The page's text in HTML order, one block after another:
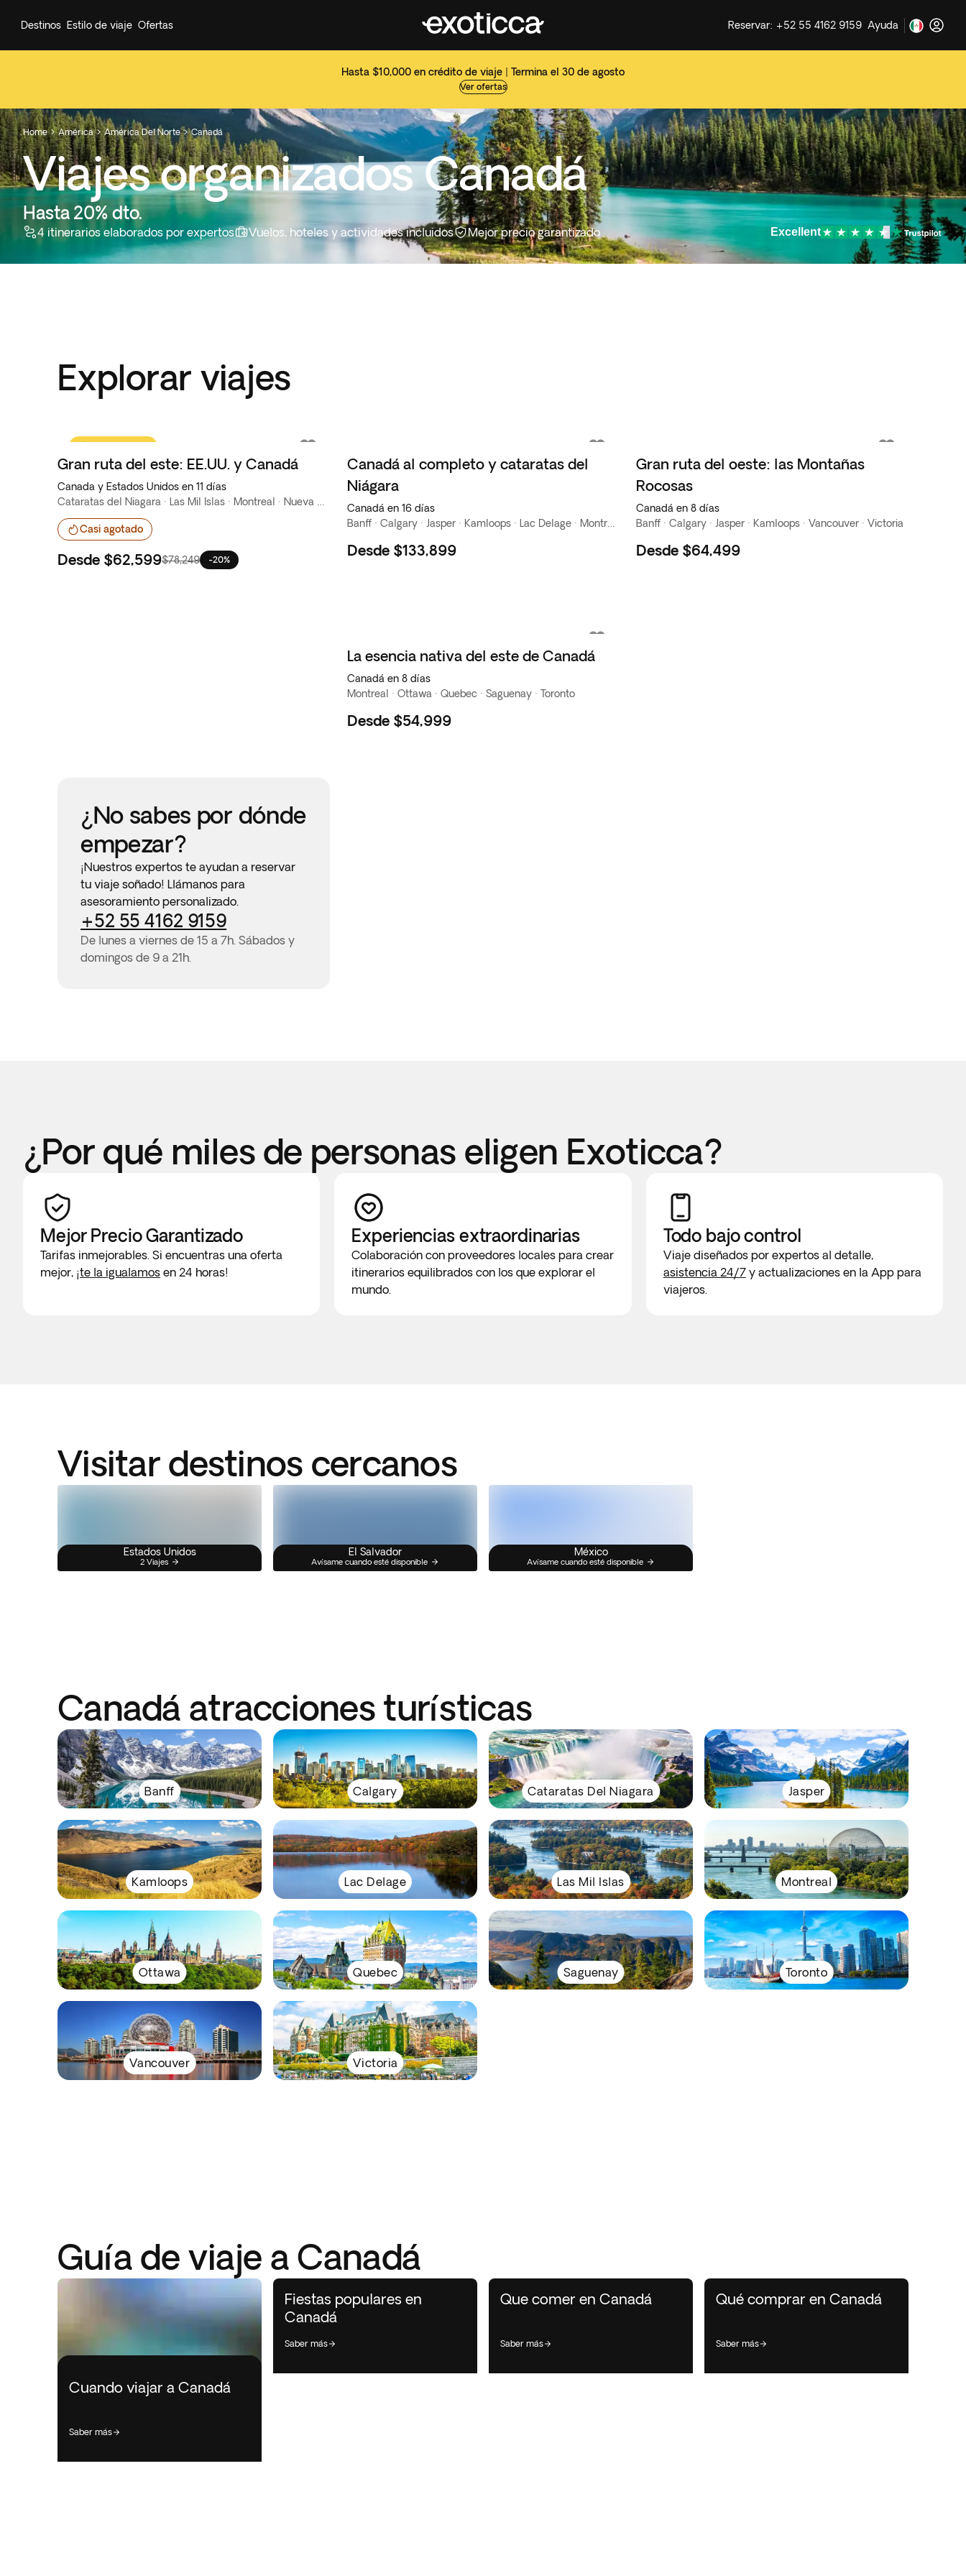
Hasta $10,000 en crédito de viaje | Termina el 30 de agosto
Ver ofertas
Destinos Estilo de viaje Ofertas Reservar: +52 55 4162 9159 Ayuda
Home  América  América Del Norte  Canadá
Viajes organizados Canadá
Hasta 20% dto.
4 itinerarios elaborados por expertos Vuelos, hoteles y actividades incluidos Mejor precio garantizado Excellent
Explorar viajes
Gran ruta del este: EE.UU. y Canadá
Canada y Estados Unidos en 11 días
Casi agotado
Desde $62,599$78,249 -20%
Canadá al completo y cataratas del
Niágara
Canadá en 16 días
Banff · Calgary · Jasper · Kamloops · Lac Delage · Montreal · Ottawa · Quebec · Saguenay · Toronto · Vancouver · Victoria
Desde $133,899
Gran ruta del oeste: las Montañas
Rocosas
Canadá en 8 días
Banff · Calgary · Jasper · Kamloops · Vancouver · Victoria
Desde $64,499
La esencia nativa del este de Canadá
Canadá en 8 días
Montreal · Ottawa · Quebec · Saguenay · Toronto
Desde $54,999
¿No sabes por dónde
empezar?
¡Nuestros expertos te ayudan a reservar
tu viaje soñado! Llámanos para
asesoramiento personalizado.
+52 55 4162 9159
De lunes a viernes de 15 a 7h. Sábados y
domingos de 9 a 21h.
¿Por qué miles de personas eligen Exoticca?
Mejor Precio Garantizado
Tarifas inmejorables. Si encuentras una oferta
mejor, ¡te la igualamos en 24 horas!
Experiencias extraordinarias
Colaboración con proveedores locales para crear
itinerarios equilibrados con los que explorar el
mundo.
Todo bajo control
Viaje diseñados por expertos al detalle,
asistencia 24/7y actualizaciones en la App para
viajeros.
Visitar destinos cercanos
Estados Unidos
2 Viajes
El Salvador
Avísame cuando esté disponible
México
Avísame cuando esté disponible
Canadá atracciones turísticas
Banff Calgary Cataratas Del Niagara Jasper
Kamloops Lac Delage Las Mil Islas Montreal
Ottawa Quebec Saguenay Toronto
Vancouver Victoria
Guía de viaje a Canadá
Cuando viajar a Canadá
saber más
Fiestas populares en
Canadá
saber más
Que comer en Canadá
saber más
Qué comprar en Canadá
saber más